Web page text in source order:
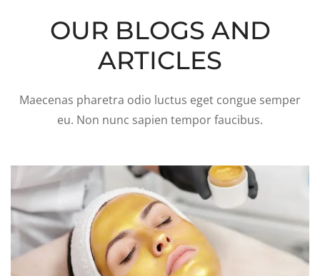
OUR BLOGS AND
ARTICLES
Maecenas pharetra odio luctus eget congue semper
eu. Non nunc sapien tempor faucibus.